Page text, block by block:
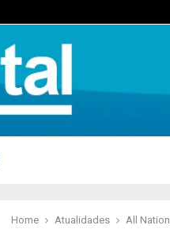
Home Atualidades All